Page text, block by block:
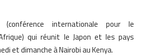
internationale pour le
qui réunit le Japon et les pays
et dimanche à Nairobi au Kenya.